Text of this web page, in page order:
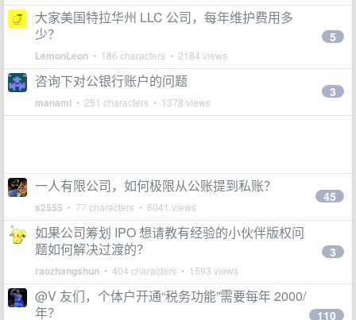
大家美国特拉华州 LLC 公司，每年维护费用多
少？
LemonLeon • 186 characters • 2184 views
5
咨询下对公银行账户的问题
manami • 251 characters • 1378 views
3
一人有限公司，如何极限从公账提到私账？
s2555 • 77 characters • 6041 views
45
如果公司筹划 IPO 想请教有经验的小伙伴版权问
题如何解决过渡的？
raozhangshun • 404 characters • 1593 views
3
@V 友们，个体户开通“税务功能”需要每年 2000/
年？
110